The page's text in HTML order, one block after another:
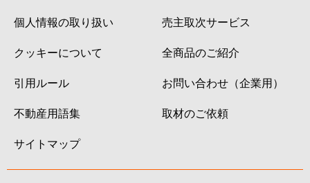
個人情報の取り扱い
クッキーについて
引用ルール
不動産用語集
サイトマップ
売主取次サービス
全商品のご紹介
お問い合わせ（企業用）
取材のご依頼